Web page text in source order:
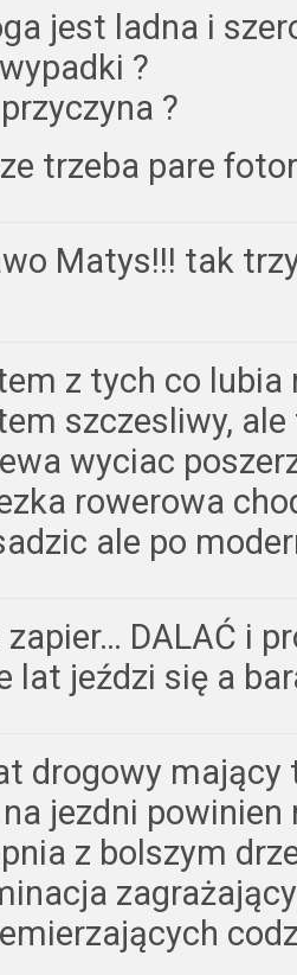
jest ladna i
?
?
trzeba pare
Matys!!! tak
z tych co lubia
szczesliwy,
wyciac
rowerowa
ale po
zapier… DALAĆ i
lat jeździ się a
drogowy
jezdni
z bolszym